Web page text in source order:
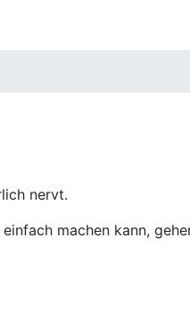
nervt.
machen kann,